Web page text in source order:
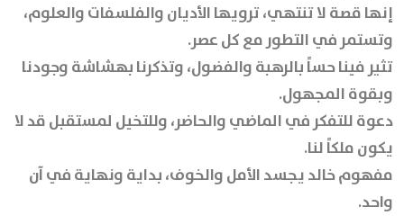
إنها قصة لا تنتهي، ترويها الأديان والفلسفات والعلوم،
وتستمر في التطور مع كل عصر.
تثير فينا حساً بالرهبة والفضول، وتذكرنا بهشاشة وجودنا
وبقوة المجهول.
دعوة للتفكر في الماضي والحاضر، وللتخيل لمستقبل قد لا
يكون ملكاً لنا.
مفهوم خالد يجسد الأمل والخوف، بداية ونهاية في آن
واحد.